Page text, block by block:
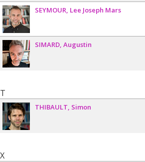
SEYMOUR Lee Joseph Mars
SIMARD Augustin
T
THIBAULT Simon
X